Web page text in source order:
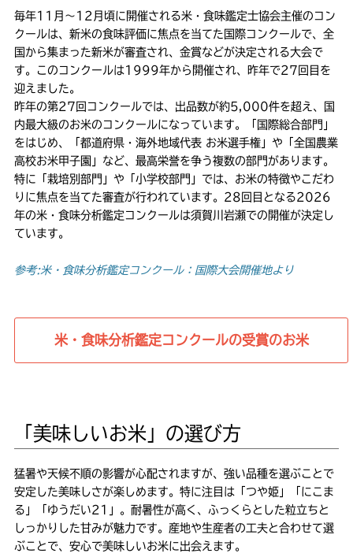
毎年11月〜12月頃に開催される米・食味鑑定士協会主催のコン
クールは、新米の食味評価に焦点を当てた国際コンクールで、全
国から集まった新米が審査され、金賞などが決定される大会で
す。このコンクールは1999年から開催され、昨年で27回目を
迎えました。
昨年の第27回コンクールでは、出品数が約5,000件を超え、国
内最大級のお米のコンクールになっています。「国際総合部門」
をはじめ、「都道府県・海外地域代表 お米選手権」や「全国農業
高校お米甲子園」など、最高栄誉を争う複数の部門があります。
特に「栽培別部門」や「小学校部門」では、お米の特徴やこだわ
りに焦点を当てた審査が行われています。28回目となる2026
年の米・食味分析鑑定コンクールは須賀川岩瀬での開催が決定し
ています。
参考:米・食味分析鑑定コンクール：国際大会開催地より
米・食味分析鑑定コンクールの受賞のお米
「美味しいお米」の選び方
猛暑や天候不順の影響が心配されますが、強い品種を選ぶことで
安定した美味しさが楽しめます。特に注目は「つや姫」「にこま
る」「ゆうだい21」。耐暑性が高く、ふっくらとした粒立ちと
しっかりした甘みが魅力です。産地や生産者の工夫と合わせて選
ぶことで、安心で美味しいお米に出会えます。